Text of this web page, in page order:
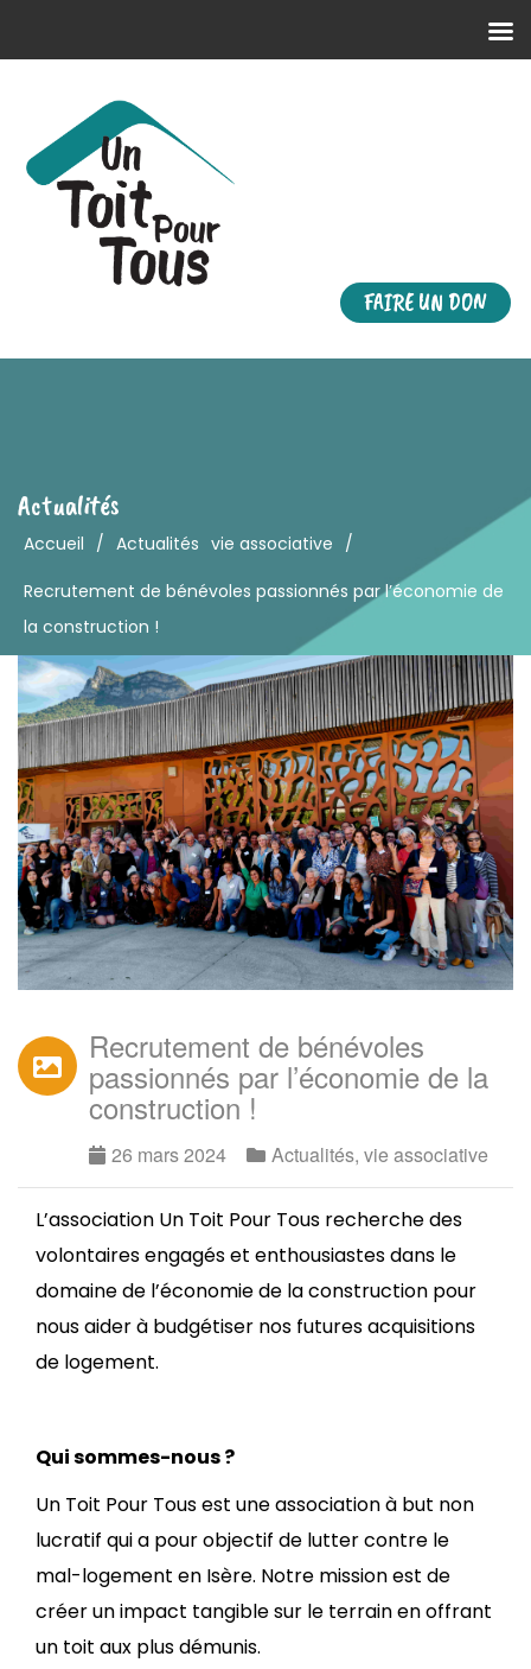
FAIRE UN DON
Actualités
Accueil / Actualités vie associative /
Recrutement de bénévoles passionnés par l’économie de
la construction !
Recrutement de bénévoles
passionnés par l’économie de la
construction !
26 mars 2024 Actualités, vie associative
L’association Un Toit Pour Tous recherche des
volontaires engagés et enthousiastes dans le
domaine de l’économie de la construction pour
nous aider à budgétiser nos futures acquisitions
de logement.
Qui sommes-nous ?
Un Toit Pour Tous est une association à but non
lucratif qui a pour objectif de lutter contre le
mal-logement en Isère. Notre mission est de
créer un impact tangible sur le terrain en offrant
un toit aux plus démunis.